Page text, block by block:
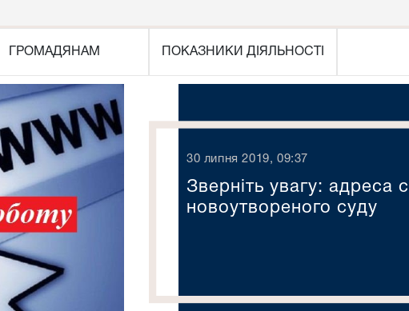
ГРОМАДЯНАМ ПОКАЗНИКИ ДІЯЛЬНОСТІ
30 липня 2019, 09:37
Зверніть увагу: адреса
новоутвореного суду